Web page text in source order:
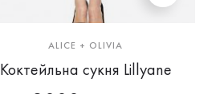
ALICE + OLIVIA
Коктейльна сукня Lillyane